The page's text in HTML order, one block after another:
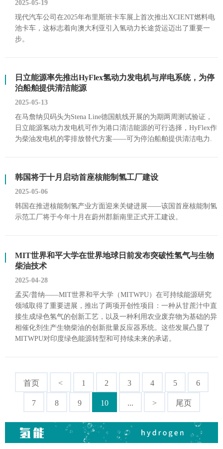
2025-05-19
现代汽车公司在2025年布里斯班卡车展上首次推出XCIENT燃料电
池卡车，这标志着向澳大利亚引入氢动力长途货运迈出了重要一
步。
日立能源率先推出HyFlex氢动力发电机与岸电系统，为停
泊船舶提供清洁能源
2025-05-13
在马詹纳贝码头为Stena Line德国航线开展的为期两周测试验证，
日立能源氢动力发电机可作为港口清洁能源的可行选择，HyFlex作
为柴油发电机的零排放替代方案——可为停泊船舶提供清洁电力.
韩国将于十月启动首座核能制氢工厂建设
2025-05-06
韩国在推进核能制氢产业方面迎来关键进展——该国首座核能制氢
示范工厂将于今年十月在蔚州郡新南里正式开工建设。
MIT世界和平大学在世界地球日前发布突破性氢气与生物
柴油技术
2025-04-28
孟买/普纳——MIT世界和平大学（MITWPU）在可持续能源研究
领域取得了重要进展，推出了两项开创性项目：一种从甘蔗汁中直
接生成绿色氢气的创新工艺，以及一种利用农业废弃物为基础的异
相催化剂生产生物柴油的创新批量反应器系统。这些发展凸显了
MITWPU对印度绿色能源转型和可持续未来的承诺。
首页 < 1 2 3 4 5 6
7 8 9 10 ... > 尾页